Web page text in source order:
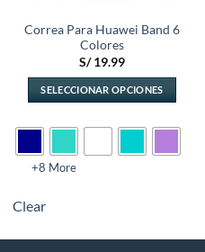
Correa Para Huawei Band 6
Colores
S/19.99
SELECCIONAR OPCIONES
producto
se
+8 More
Clear